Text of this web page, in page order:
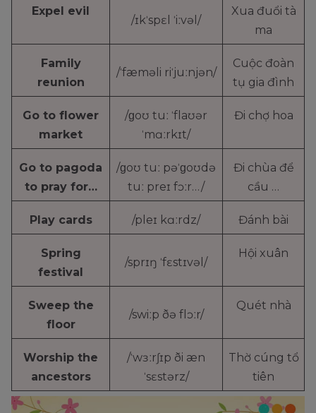
Expel evil
/ɪkˈspɛl ˈiːvəl/
Xua đuổi tà
ma
Family
reunion
/ˈfæməli riˈjuːnjən/
Cuộc đoàn
tụ gia đình
Go to flower
market
/ɡoʊ tuː ˈflaʊər
ˈmɑːrkɪt/
Đi chợ hoa
Go to pagoda
to pray for…
/ɡoʊ tuː pəˈɡoʊdə
tuː preɪ fɔːr…/
Đi chùa để
cầu …
Play cards /pleɪ kɑːrdz/ Đánh bài
Spring
festival
/sprɪŋ ˈfɛstɪvəl/
Hội xuân
Sweep the
floor
/swiːp ðə flɔːr/
Quét nhà
Worship the
ancestors
/ˈwɜːrʃɪp ði æn
ˈsɛstərz/
Thờ cúng tổ
tiên